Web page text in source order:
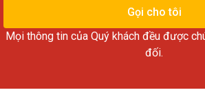
thoại
Gọi cho tôi
Mọi thông tin của Quý khách đều được
đối.